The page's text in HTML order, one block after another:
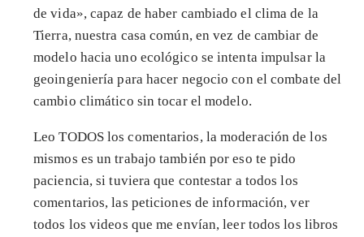
de vida», capaz de haber cambiado el clima de la
Tierra, nuestra casa común, en vez de cambiar de
modelo hacia uno ecológico se intenta impulsar la
geoingeniería para hacer negocio con el combate del
cambio climático sin tocar el modelo.
Leo TODOS los comentarios, la moderación de los
mismos es un trabajo también por eso te pido
paciencia, si tuviera que contestar a todos los
comentarios, las peticiones de información, ver
todos los videos que me envían, leer todos los libros